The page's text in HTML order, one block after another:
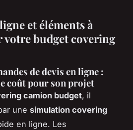
et éléments à
budget covering
de devis en ligne :
coût pour son projet
camion budget, il
une simulation covering
en ligne. Les